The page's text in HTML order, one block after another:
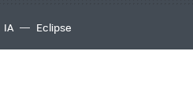
IA Eclipse